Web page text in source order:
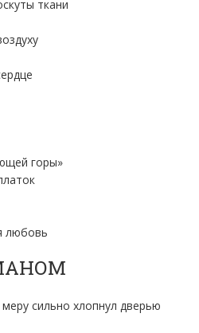
ткани
горы»
любовь
сильно хлопнул дверью